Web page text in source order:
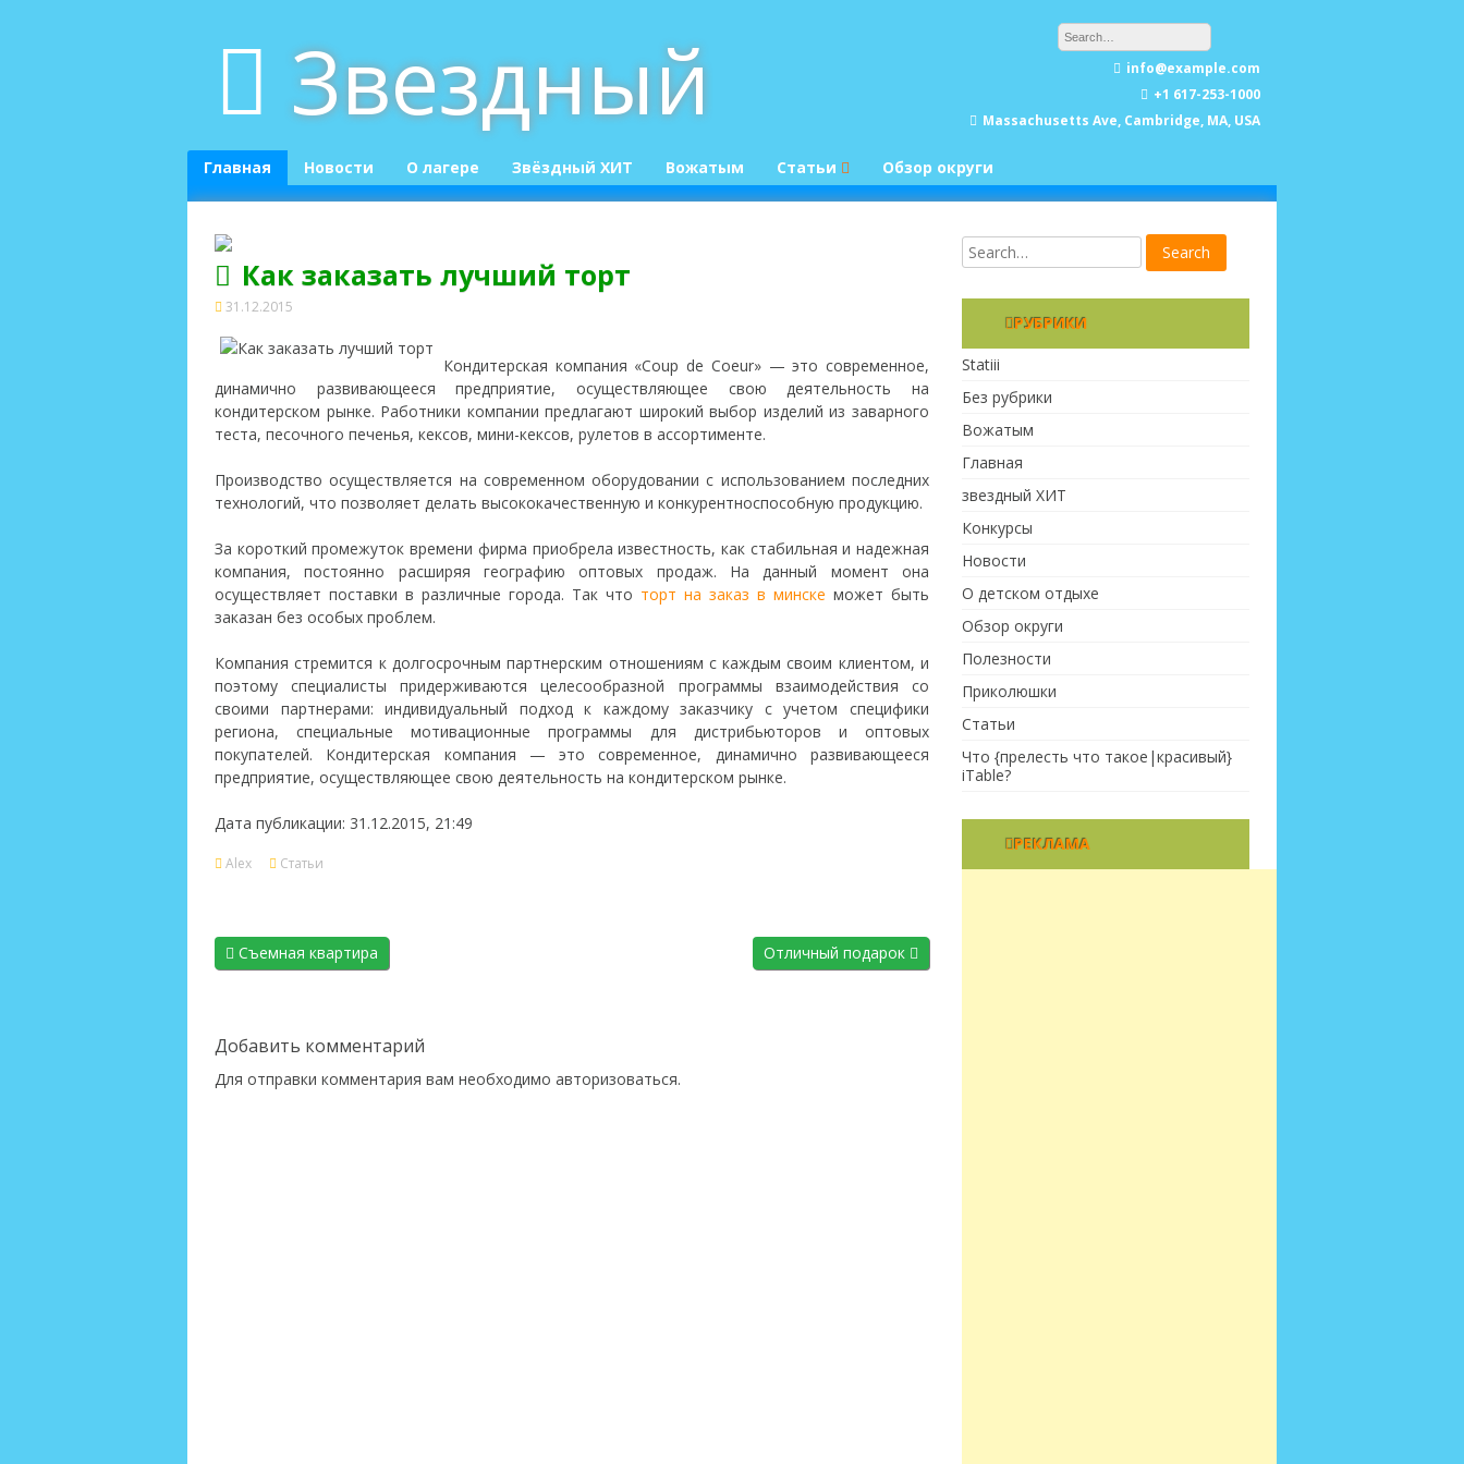
content
Звездный
info@example.com
+1 617-253-1000
Massachusetts Ave, Cambridge, MA, USA
Главная Новости О лагере Звёздный ХИТ Вожатым
Статьи
Конкурсы
Обзор округи
Как заказать лучший торт
31.12.2015
Кондитерская компания «Сoup de Сoeur» — это современное,
динамично развивающееся предприятие, осуществляющее свою деятельность на
кондитерском рынке. Работники компании предлагают широкий выбор изделий из заварного
теста, песочного печенья, кексов, мини-кексов, рулетов в ассортименте.
Производство осуществляется на современном оборудовании с использованием последних
технологий, что позволяет делать высококачественную и конкурентноспособную продукцию.
За короткий промежуток времени фирма приобрела известность, как стабильная и надежная
компания, постоянно расширяя географию оптовых продаж. На данный момент она
осуществляет поставки в различные города. Так что торт на заказ в минске может быть
заказан без особых проблем.
Компания стремится к долгосрочным партнерским отношениям с каждым своим клиентом, и
поэтому специалисты придерживаются целесообразной программы взаимодействия со
своими партнерами: индивидуальный подход к каждому заказчику с учетом специфики
региона, специальные мотивационные программы для дистрибьюторов и оптовых
покупателей. Кондитерская компания — это современное, динамично развивающееся
предприятие, осуществляющее свою деятельность на кондитерском рынке.
Дата публикации: 31.12.2015, 21:49
Alex Статьи
Съемная квартира Отличный подарок
Добавить комментарий
Для отправки комментария вам необходимо авторизоваться.
РУБРИКИ
Statiii
Без рубрики
Вожатым
Главная
звездный ХИТ
Конкурсы
Новости
О детском отдыхе
Обзор округи
Полезности
Приколюшки
Статьи
Что {прелесть что такое|красивый}
iTable?
РЕКЛАМА